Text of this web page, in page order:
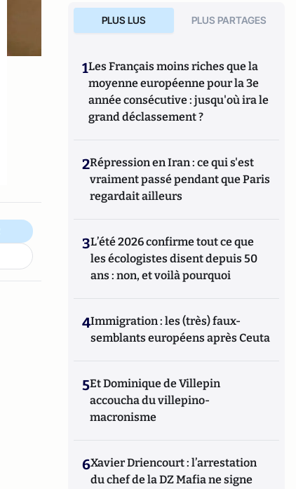
PLUS LUS PLUS PARTAGES
1Les Français moins riches que la
moyenne européenne pour la 3e
année consécutive : jusqu'où ira le
grand déclassement ?
2Répression en Iran : ce qui s'est
vraiment passé pendant que Paris
regardait ailleurs
3L’été 2026 confirme tout ce que
les écologistes disent depuis 50
ans : non, et voilà pourquoi
4Immigration : les (très) faux-
semblants européens après Ceuta
5Et Dominique de Villepin
accoucha du villepino-
macronisme
6Xavier Driencourt : l’arrestation
du chef de la DZ Mafia ne signe